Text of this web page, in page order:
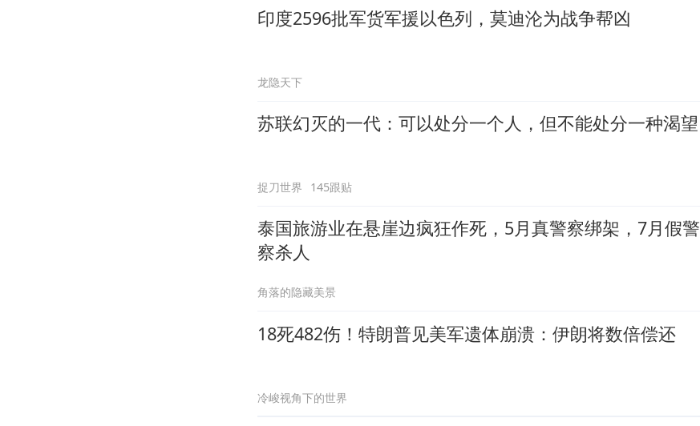
印度2596批军货军援以色列，莫迪沦为战争帮凶
龙隐天下
苏联幻灭的一代：可以处分一个人，但不能处分一种渴望
捉刀世界 145跟贴
泰国旅游业在悬崖边疯狂作死，5月真警察绑架，7月假警
察杀人
角落的隐藏美景
18死482伤！特朗普见美军遗体崩溃：伊朗将数倍偿还
冷峻视角下的世界